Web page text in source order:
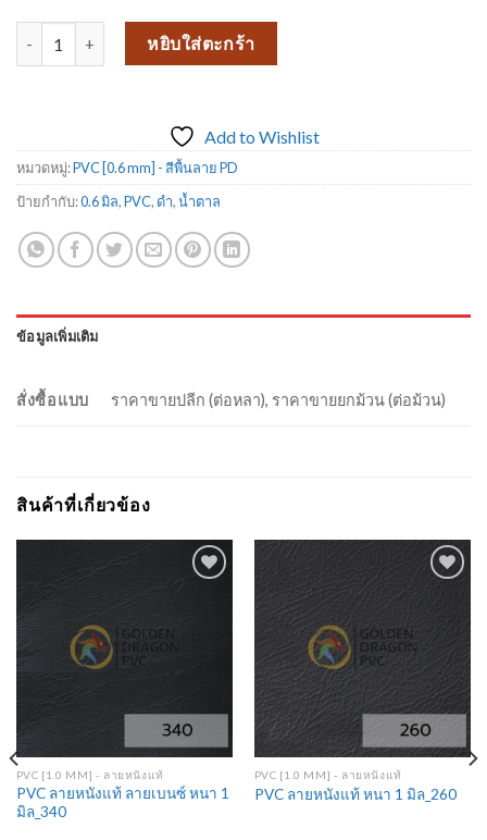
จำนวน หนังเทียมPVC งานเฟอร์นิเจอร์ ขายดีมาก หนังเทียม_PD799 ชิ้น
หยิบใส่ตะกร้า
Add to Wishlist
หมวดหมู่:PVC [0.6 mm] - สีพื้นลาย PD
ป้ายกำกับ:0.6 มิล,PVC, ดำ,น้ำตาล
ข้อมูลเพิ่มเติม
สั่งซื้อแบบ ราคาขายปลีก (ต่อหลา), ราคาขายยกม้วน (ต่อม้วน)
สินค้าที่เกี่ยวข้อง
PVC [1.0 MM] - ลายหนังแท้
PVC ลายหนังแท้ ลายเบนซ์ หนา 1
มิล_340
Add to
Wishlist
PVC [1.0 MM] - ลายหนังแท้
PVC ลายหนังแท้ หนา 1 มิล_260